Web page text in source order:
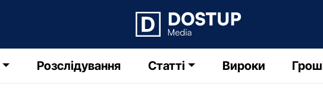
Розслідування Статті Вироки